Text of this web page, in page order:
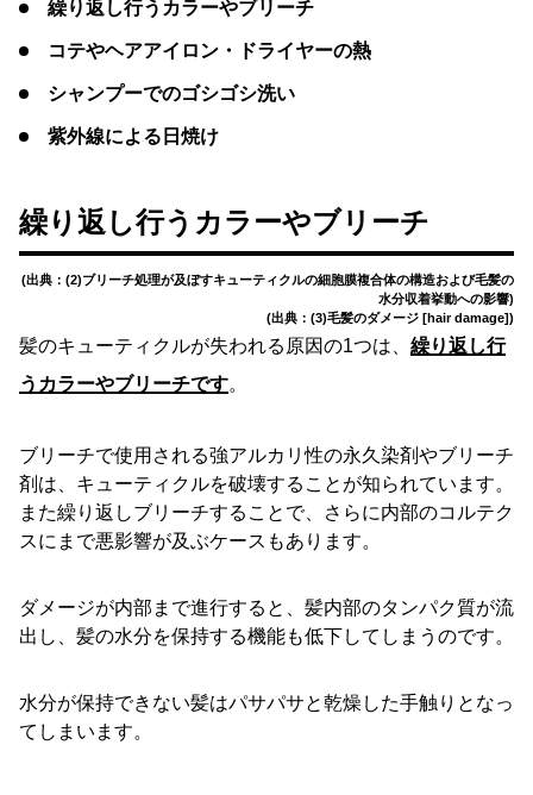
繰り返し行うカラーやブリーチ
コテやヘアアイロン・ドライヤーの熱
シャンプーでのゴシゴシ洗い
紫外線による日焼け
繰り返し行うカラーやブリーチ
(出典：(2)ブリーチ処理が及ぼすキューティクルの細胞膜複合体の構造および毛髪の
水分収着挙動への影響)
(出典：(3)毛髪のダメージ [hair damage])
髪のキューティクルが失われる原因の1つは、 繰り返し行
うカラーやブリーチです。
ブリーチで使用される強アルカリ性の永久染剤やブリーチ
剤は、キューティクルを破壊することが知られています。
また繰り返しブリーチすることで、さらに内部のコルテク
スにまで悪影響が及ぶケースもあります。
ダメージが内部まで進行すると、髪内部のタンパク質が流
出し、髪の水分を保持する機能も低下してしまうのです。
水分が保持できない髪はパサパサと乾燥した手触りとなっ
てしまいます。